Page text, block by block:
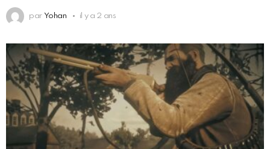
par Yohan il y a 2 ans